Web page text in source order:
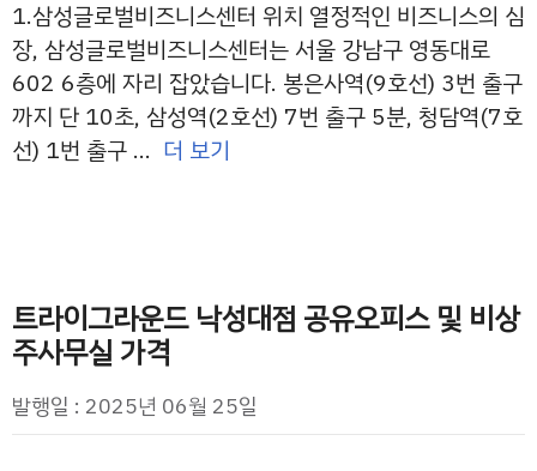
1.삼성글로벌비즈니스센터 위치 열정적인 비즈니스의 심
장, 삼성글로벌비즈니스센터는 서울 강남구 영동대로
602 6층에 자리 잡았습니다. 봉은사역(9호선) 3번 출구
까지 단 10초, 삼성역(2호선) 7번 출구 5분, 청담역(7호
선) 1번 출구 … 더 보기
트라이그라운드 낙성대점 공유오피스 및 비상
주사무실 가격
발행일 : 2025년 06월 25일